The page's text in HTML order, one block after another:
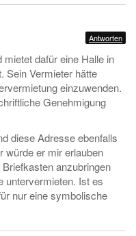
Antworten
mietet dafür eine Halle in
Sein Vermieter hätte
einzuwenden.
Genehmigung
diese Adresse ebenfalls
würde er mir erlauben
anzubringen
untervermieten. Ist es
nur eine symbolische